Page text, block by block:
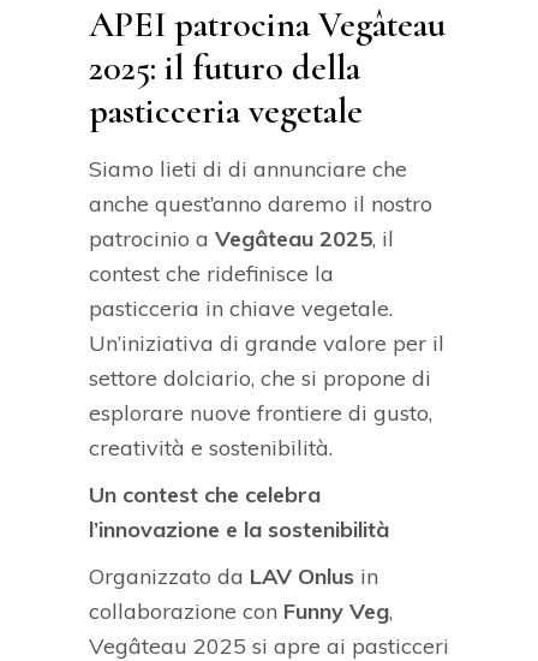
APEI patrocina Vegâteau
2025: il futuro della
pasticceria vegetale
Siamo lieti di di annunciare che
anche quest’anno daremo il nostro
patrocinio a Vegâteau 2025, il
contest che ridefinisce la
pasticceria in chiave vegetale.
Un’iniziativa di grande valore per il
settore dolciario, che si propone di
esplorare nuove frontiere di gusto,
creatività e sostenibilità.
Un contest che celebra
l’innovazione e la sostenibilità
Organizzato da LAV Onlus in
collaborazione con Funny Veg,
Vegâteau 2025 si apre ai pasticceri